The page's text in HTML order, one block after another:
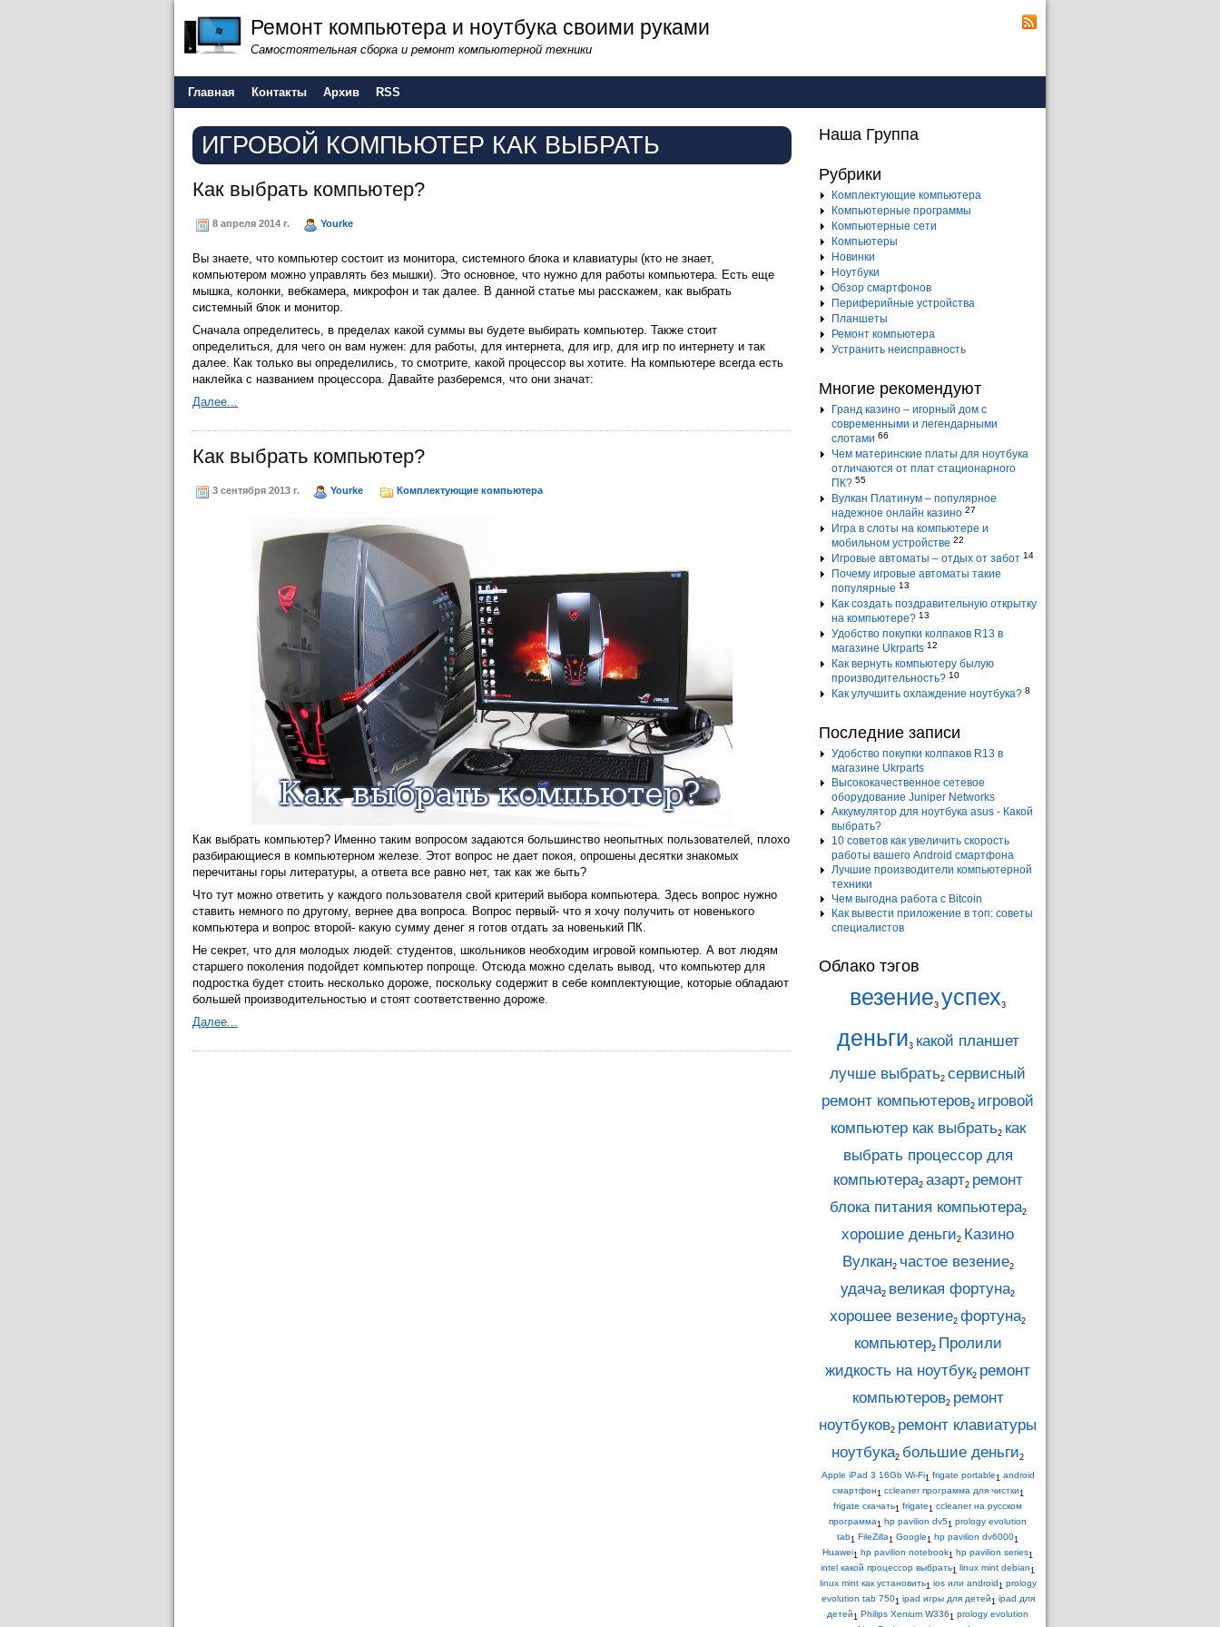
Ремонт компьютера и ноутбука своими руками
Самостоятельная сборка и ремонт компьютерной техники
Главная Контакты Архив RSS
ИГРОВОЙ КОМПЬЮТЕР КАК ВЫБРАТЬ
Как выбрать компьютер?
8 апреля 2014 г. Yourke
Вы знаете, что компьютер состоит из монитора, системного блока и клавиатуры (кто не знает,
компьютером можно управлять без мышки). Это основное, что нужно для работы компьютера. Есть еще
мышка, колонки, вебкамера, микрофон и так далее. В данной статье мы расскажем, как выбрать
системный блок и монитор.
Сначала определитесь, в пределах какой суммы вы будете выбирать компьютер. Также стоит
определиться, для чего он вам нужен: для работы, для интернета, для игр, для игр по интернету и так
далее. Как только вы определились, то смотрите, какой процессор вы хотите. На компьютере всегда есть
наклейка с названием процессора. Давайте разберемся, что они значат:
Далее...
Как выбрать компьютер?
3 сентября 2013 г. Yourke Комплектующие компьютера
Как выбрать компьютер? Именно таким вопросом задаются большинство неопытных пользователей, плохо
разбирающиеся в компьютерном железе. Этот вопрос не дает покоя, опрошены десятки знакомых
перечитаны горы литературы, а ответа все равно нет, так как же быть?
Что тут можно ответить у каждого пользователя свой критерий выбора компьютера. Здесь вопрос нужно
ставить немного по другому, вернее два вопроса. Вопрос первый- что я хочу получить от новенького
компьютера и вопрос второй- какую сумму денег я готов отдать за новенький ПК.
Не секрет, что для молодых людей: студентов, школьников необходим игровой компьютер. А вот людям
старшего поколения подойдет компьютер попроще. Отсюда можно сделать вывод, что компьютер для
подростка будет стоить несколько дороже, поскольку содержит в себе комплектующие, которые обладают
большей производительностью и стоят соответственно дороже.
Далее...
Наша Группа
Рубрики
Комплектующие компьютера
Компьютерные программы
Компьютерные сети
Компьютеры
Новинки
Ноутбуки
Обзор смартфонов
Периферийные устройства
Планшеты
Ремонт компьютера
Устранить неисправность
Многие рекомендуют
Гранд казино – игорный дом с
современными и легендарными
слотами 66
Чем материнские платы для ноутбука
отличаются от плат стационарного
ПК? 55
Вулкан Платинум – популярное
надежное онлайн казино 27
Игра в слоты на компьютере и
мобильном устройстве 22
Игровые автоматы – отдых от забот 14
Почему игровые автоматы такие
популярные 13
Как создать поздравительную открытку
на компьютере? 13
Удобство покупки колпаков R13 в
магазине Ukrparts 12
Как вернуть компьютеру былую
производительность? 10
Как улучшить охлаждение ноутбука? 8
Последние записи
Удобство покупки колпаков R13 в
магазине Ukrparts
Высококачественное сетевое
оборудование Juniper Networks
Аккумулятор для ноутбука asus - Какой
выбрать?
10 советов как увеличить скорость
работы вашего Android смартфона
Лучшие производители компьютерной
техники
Чем выгодна работа с Bitcoin
Как вывести приложение в топ: советы
специалистов
Облако тэгов
везение3 успех3
деньги3 какой планшет
лучше выбрать2 сервисный
ремонт компьютеров2 игровой
компьютер как выбрать2 как
выбрать процессор для
компьютера2 азарт2 ремонт
блока питания компьютера2
хорошие деньги2 Казино
Вулкан2 частое везение2
удача2 великая фортуна2
хорошее везение2 фортуна2
компьютер2 Пролили
жидкость на ноутбук2 ремонт
компьютеров2 ремонт
ноутбуков2 ремонт клавиатуры
ноутбука2 большие деньги2
Apple iPad 3 16Gb Wi-Fi1 frigate portable1 android
смартфон1 ccleaner программа для чистки1
frigate скачать1 frigate1 ccleaner на русском
программа1 hp pavilion dv51 prology evolution
tab1 FileZilla1 Google1 hp pavilion dv60001
Huawei1 hp pavilion notebook1 hp pavilion series1
intel какой процессор выбрать1 linux mint debian1
linux mint как установить1 ios или android1 prology
evolution tab 7501 ipad игры для детей1 ipad для
детей1 Philips Xenium W3361 prology evolution